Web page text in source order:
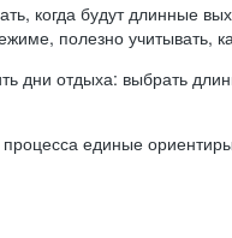
когда будут длинные
полезно учитывать,
дни отдыха: выбрать
единые